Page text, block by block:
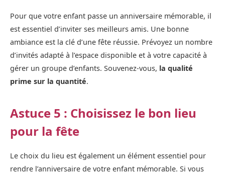
Pour que votre enfant passe un anniversaire mémorable, il
est essentiel d’inviter ses meilleurs amis. Une bonne
ambiance est la clé d’une fête réussie. Prévoyez un nombre
d’invités adapté à l’espace disponible et à votre capacité à
gérer un groupe d’enfants. Souvenez-vous, la qualité
prime sur la quantité.
Astuce 5 : Choisissez le bon lieu
pour la fête
Le choix du lieu est également un élément essentiel pour
rendre l’anniversaire de votre enfant mémorable. Si vous